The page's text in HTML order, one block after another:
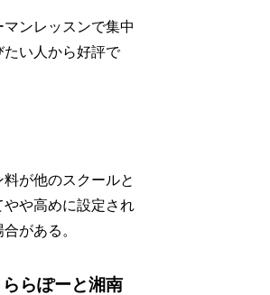
マンレッスンで集中
たい人から好評で
料が他のスクールと
やや高めに設定され
がある。
らぽーと湘南